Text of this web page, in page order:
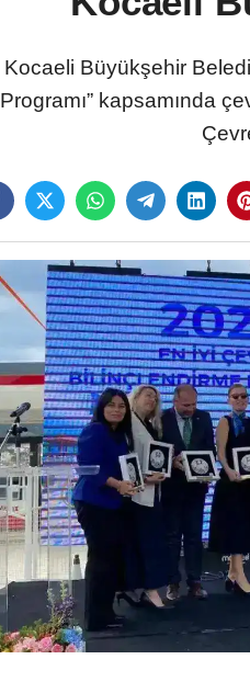
Kocaeli Büyükşehir
Programı” kapsamında